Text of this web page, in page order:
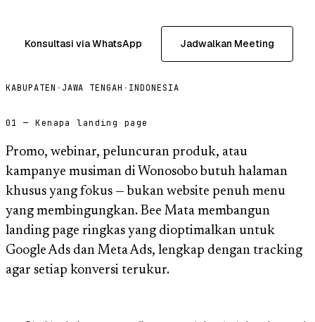
Konsultasi via WhatsApp Jadwalkan Meeting
KABUPATEN · JAWA TENGAH · INDONESIA
01 — Kenapa landing page
Promo, webinar, peluncuran produk, atau
kampanye musiman di Wonosobo butuh halaman
khusus yang fokus — bukan website penuh menu
yang membingungkan. Bee Mata membangun
landing page ringkas yang dioptimalkan untuk
Google Ads dan Meta Ads, lengkap dengan tracking
agar setiap konversi terukur.